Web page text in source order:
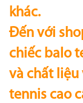
khác.
Đến với
chiếc balo
và chất
tennis cao